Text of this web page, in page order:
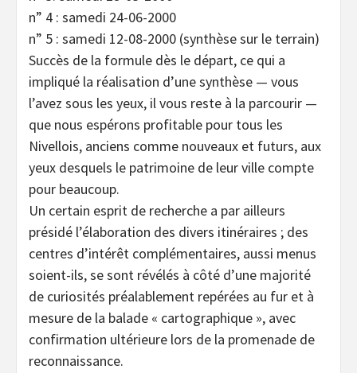
n” 4 : samedi 24-06-2000
n” 5 : samedi 12-08-2000 (synthèse sur le terrain)
Succès de la formule dès le départ, ce qui a
impliqué la réalisation d’une synthèse — vous
l’avez sous les yeux, il vous reste à la parcourir —
que nous espérons profitable pour tous les
Nivellois, anciens comme nouveaux et futurs, aux
yeux desquels le patrimoine de leur ville compte
pour beaucoup.
Un certain esprit de recherche a par ailleurs
présidé l’élaboration des divers itinéraires ; des
centres d’intérêt complémentaires, aussi menus
soient-ils, se sont révélés à côté d’une majorité
de curiosités préalablement repérées au fur et à
mesure de la balade « cartographique », avec
confirmation ultérieure lors de la promenade de
reconnaissance.